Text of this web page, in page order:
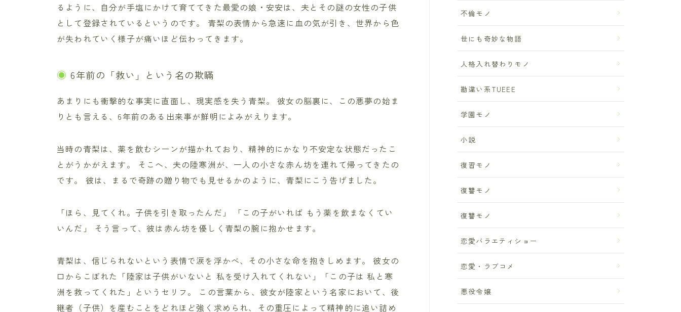
るように、自分が手塩にかけて育ててきた最愛の娘・安安は、夫とその謎の女性の子供
として登録されているというのです。 青梨の表情から急速に血の気が引き、世界から色
が失われていく様子が痛いほど伝わってきます。
6年前の「救い」という名の欺瞞
あまりにも衝撃的な事実に直面し、現実感を失う青梨。 彼女の脳裏に、この悪夢の始ま
りとも言える、6年前のある出来事が鮮明によみがえります。
当時の青梨は、薬を飲むシーンが描かれており、精神的にかなり不安定な状態だったこ
とがうかがえます。 そこへ、夫の陸寒洲が、一人の小さな赤ん坊を連れて帰ってきたの
です。 彼は、まるで奇跡の贈り物でも見せるかのように、青梨にこう告げました。
「ほら、見てくれ。子供を引き取ったんだ」 「この子がいれば もう薬を飲まなくてい
いんだ」 そう言って、彼は赤ん坊を優しく青梨の腕に抱かせます。
青梨は、信じられないという表情で涙を浮かべ、その小さな命を抱きしめます。 彼女の
口からこぼれた「陸家は子供がいないと 私を受け入れてくれない」「この子は 私と寒
洲を救ってくれた」というセリフ。 この言葉から、彼女が陸家という名家において、後
継者（子供）を産むことをどれほど強く求められ、その重圧によって精神的に追い詰め
不倫モノ
世にも奇妙な物語
人格入れ替わりモノ
勘違い系TUEEE
学園モノ
小説
復習モノ
復讐モノ
復讐モノ
恋愛バラエティショー
恋愛・ラブコメ
悪役令嬢